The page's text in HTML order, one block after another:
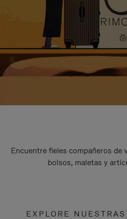
Encuentre fieles compañeros de
bolsos, maletas y
EXPLORE